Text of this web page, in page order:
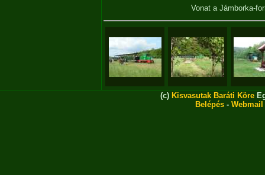
Vonat a Jámborka-
(c) Kisvasutak Baráti Köre
Belépés -Webmail